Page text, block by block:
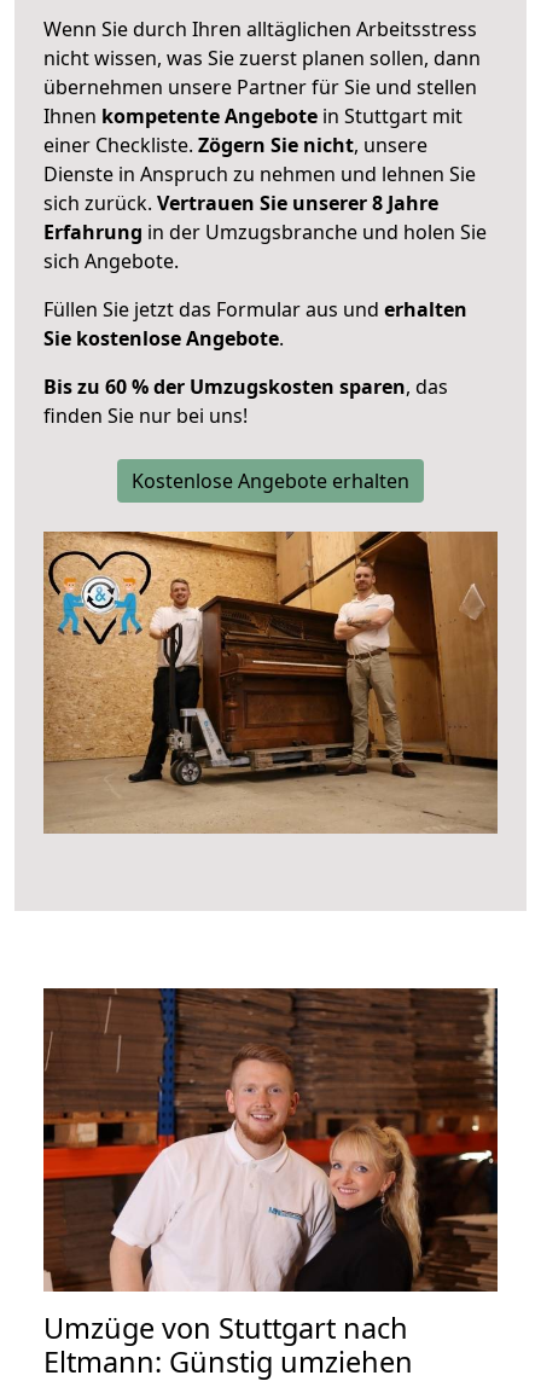
Wenn Sie durch Ihren alltäglichen Arbeitsstress
nicht wissen, was Sie zuerst planen sollen, dann
übernehmen unsere Partner für Sie und stellen
Ihnen kompetente Angebote in Stuttgart mit
einer Checkliste. Zögern Sie nicht, unsere
Dienste in Anspruch zu nehmen und lehnen Sie
sich zurück. Vertrauen Sie unserer 8 Jahre
Erfahrung in der Umzugsbranche und holen Sie
sich Angebote.
Füllen Sie jetzt das Formular aus und erhalten
Sie kostenlose Angebote.
Bis zu 60 % der Umzugskosten sparen, das
finden Sie nur bei uns!
Kostenlose Angebote erhalten
Umzüge von Stuttgart nach
Eltmann: Günstig umziehen